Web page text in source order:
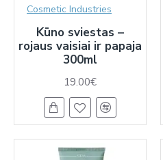
Cosmetic Industries
Kūno sviestas –
rojaus vaisiai ir papaja
300ml
19.00€